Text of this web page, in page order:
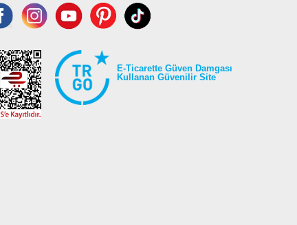
E-Ticarette Güven Damgası
Kullanan Güvenilir Site